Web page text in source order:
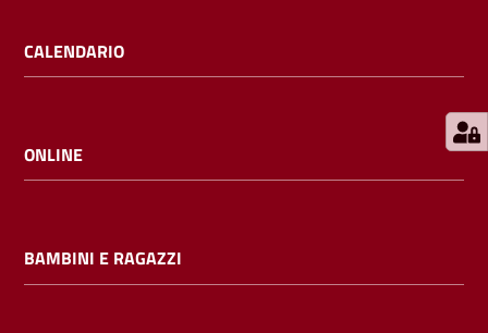
i
l
Cerca nei
cataloghi
CALENDARIO
ONLINE
BAMBINI E RAGAZZI